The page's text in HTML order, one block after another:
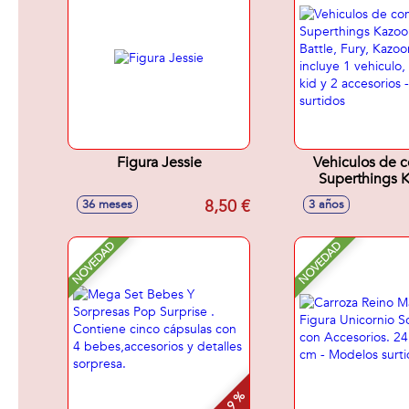
Figura Jessie
36 meses 8,50 €
Vehiculos de
Superthings
Power
Kazoom o
accesorios -
3 años
NOVEDAD NOVEDAD